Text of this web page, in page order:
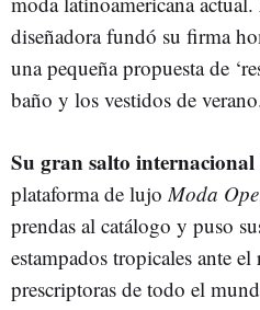
diseñadora fundó su firma
una pequeña propuesta de
baño y los vestidos de
Su gran salto internacional
plataforma de lujo Moda
prendas al catálogo y puso
estampados tropicales ante
prescriptoras de todo el